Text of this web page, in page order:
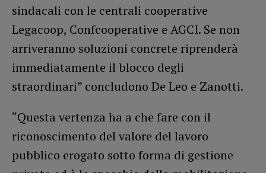
sindacali con le centrali cooperative
Legacoop, Confcooperative e AGCI. Se non
arriveranno soluzioni concrete riprenderà
immediatamente il blocco degli
straordinari” concludono De Leo e Zanotti.
“Questa vertenza ha a che fare con il
riconoscimento del valore del lavoro
pubblico erogato sotto forma di gestione